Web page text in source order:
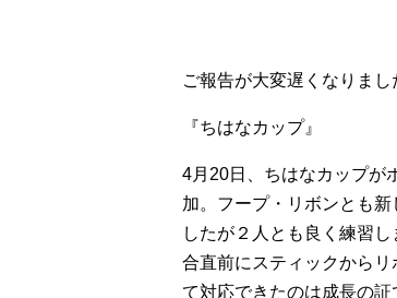
ご報告が大変遅くなりまし
『ちはなカップ』
4月20日、ちはなカップが
加。フープ・リボンとも
したが２人とも良く練習
合直前にスティックから
て対応できたのは成長の